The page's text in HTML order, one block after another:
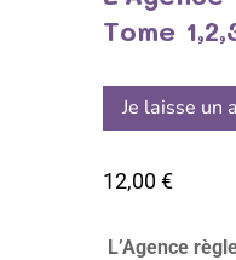
Tome
Je laisse un
12,00€
L’Agence